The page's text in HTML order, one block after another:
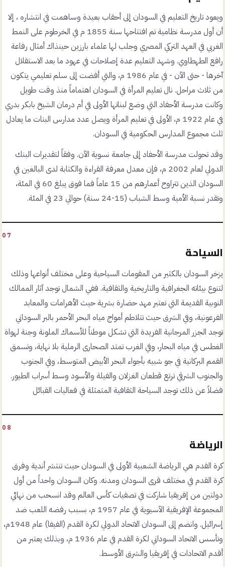
ويعود تاريخ التعليم في السودان إلى أحقاب بعيدة وساهمت في انتشاره ، إلا
أن أول مدرسة نظامية تم افتتاحها سنة 1855 م في الخرطوم على النمط
الغربي في العهد التركي المصري وجلب لها علماء بارزين حينذاك أمثال رفاعة
رافع الطهطاوي. وشهد التعليم عدة إصلاحات في عهود ما بعد الاستقلال
آخرها - حتى الآن - في عام 1986 م، والتي أفضت إلى سلم تعليمي يتكون
من ثلاث مراحل. نال تعليم المرأة في السودان اهتماماً منذ وقت طويل
وكانت مدرسة الأحفاد التي وضع لبناتها الأولى في أم درمان الشيخ بابكر بدري
في عام 1922 م، الأولى في تعليم المرأة ويصل عدد مدارس البنات ما يعادل
ثلث مجموع المدارس الحكومية في السودان.
وقد تحولت مدرسة الأحفاد إلى جامعة نسوية الآن. وفقاً لتقديرات البنك
الدولي لعام 2002 م، فإن معدل معرفة القراءة والكتابة لدى البالغين في
السودان الذين تتراوح أعمارهم من 15 عاماً فما فوق يبلغ 60 في المئة،
وتقدر نسبة الأمية وسط الشباب (15-24 سنة) حوالي 23 في المئة.
07
السياحة
يزخر السودان بالكثير من المقومات السياحية وعلى مختلف أنواعها وذلك
لتنوع بيئاته الجغرافية والتاريخية والثقافية. ففي الشمال توجد آثار الممالك
النوبية القديمة التي تعتبر مهد حضارة بشرية حيث الأهرامات والمعابد
الفرعونية، وفي الشرق حيث تتلاطم أمواج مياه البحر الأحمر بالبر السوداني
توجد الجزر المرجانية الفريدة التي تشكل موطناً للأسماك الملونة وجنة لهواة
الغطس في مياه البحار، وفي الغرب تمتد الصحارى الرملية بلا نهاية، وتسمق
القمم البركانية في جو شبيه بأجواء البحر الأبيض المتوسط، وفي الجنوب
والجنوب الشرقي ترتع قطعان الغزلان والفيلة والأسود وسط أسراب الطيور.
فضلاً عن ذلك توجد السياحة الثقافية المتمثلة في فعاليات القبائل
08
الرياضة
كرة القدم هي الرياضة الشعبية الأولى في السودان حيث تنتشر أندية وفرق
كرة القدم في مختلف قرى السودان ومدنه. وكان السودان واحداً من أول
دولتين من إفريقيا شاركت في تصفيات كأس العالم وقد انسحب من نهائي
المجموعة الإفريقية الآسيوية في عام 1957 م، بسبب رفضه اللعب ضد
إسرائيل. وانضم إلى السودان الاتحاد الدولي لكرة القدم (الفيفا) عام 1948م،
وتأسس الاتحاد السوداني لكرة القدم في عام 1936 م، وبذلك يعتبر من
أقدم الاتحادات في إفريقيا والشرق الأوسط.